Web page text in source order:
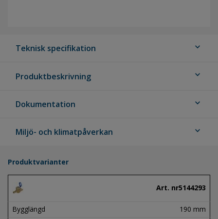
Teknisk specifikation expand_more
Produktbeskrivning expand_more
Dokumentation expand_more
Miljö- och klimatpåverkan expand_more
Produktvarianter
Art. nr5144293
Bygglängd
190 mm